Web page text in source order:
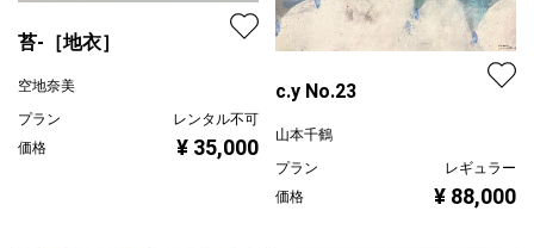
苔-［地衣］
空地奈美
プラン
レンタル不可
価格
¥ 35,000
c.y No.23
山本千鶴
プラン
レギュラー
価格
¥ 88,000